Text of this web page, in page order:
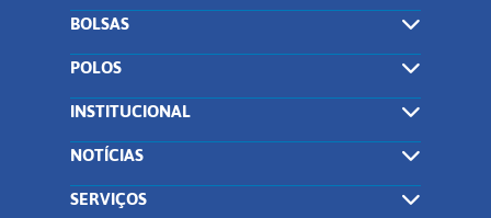
BOLSAS
POLOS
INSTITUCIONAL
NOTÍCIAS
SERVIÇOS